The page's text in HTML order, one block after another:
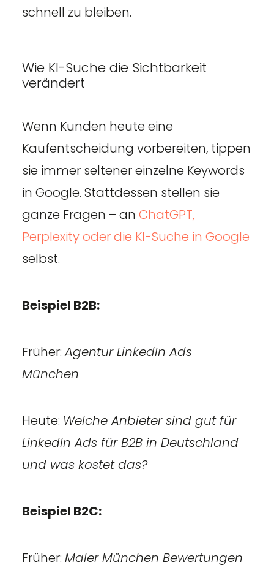
schnell zu bleiben.
Wie KI-Suche die Sichtbarkeit
verändert
Wenn Kunden heute eine
Kaufentscheidung vorbereiten, tippen
sie immer seltener einzelne Keywords
in Google. Stattdessen stellen sie
ganze Fragen – an ChatGPT,
Perplexity oder die KI-Suche in Google
selbst.
Beispiel B2B:
Früher:Agentur LinkedIn Ads
München
Heute: Welche Anbieter sind gut für
LinkedIn Ads für B2B in Deutschland
und was kostet das?
Beispiel B2C:
Früher: Maler München Bewertungen